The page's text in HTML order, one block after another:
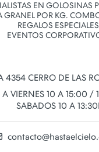
EN GOLOSINAS
GRANEL POR KG.
REGALOS ESPECIALES
EVENTOS
4354 CERRO DE LAS
A VIERNES 10 A 15:00 /
SABADOS 10 A